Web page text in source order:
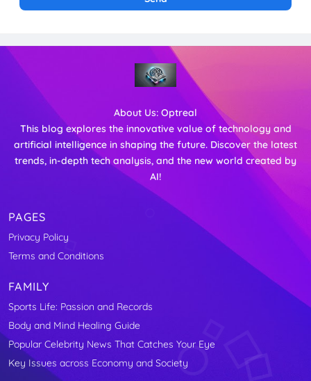
About Us: Optreal
This blog explores the innovative value of technology and
artificial intelligence in shaping the future. Discover the latest
trends, in-depth tech analysis, and the new world created by
AI!
PAGES
Privacy Policy
Terms and Conditions
FAMILY
Sports Life: Passion and Records
Body and Mind Healing Guide
Popular Celebrity News That Catches Your Eye
Key Issues across Economy and Society